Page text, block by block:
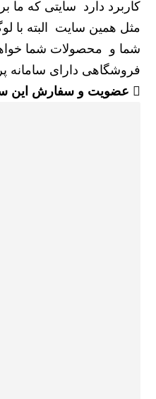
کاربرد دارد سایتی که ما
مثل همین سایت البته با
شما و محصولات شما
فروشگاهی دارای سامانه
عضویت و سفارش این